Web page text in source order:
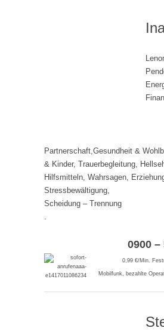
Partnerschaft,Gesundheit &
& Kinder, Trauerbegleitung,
Hilfsmitteln, Wahrsagen,
Stressbewältigung,
Scheidung – Trennung
.
0900 –
0,99 €/Min.
Mobilfunk, bezahlte